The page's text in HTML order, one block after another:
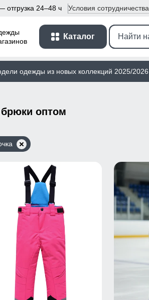
отгрузка 24–48 ч Условия сотрудничества
Каталог
одежды из новых коллекций 2025/2026
оптом